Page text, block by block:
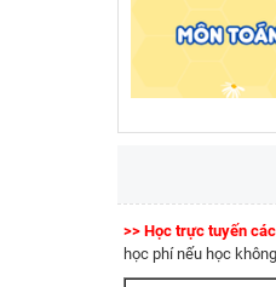
>> Học trực tuyến
học phí nếu học